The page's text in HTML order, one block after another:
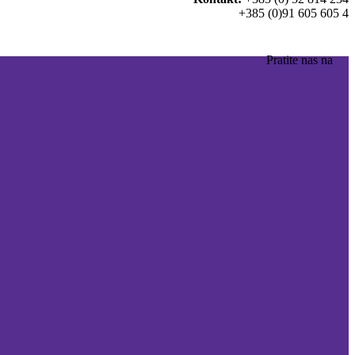
+385 (0)91 605 605 4
Pratite nas na